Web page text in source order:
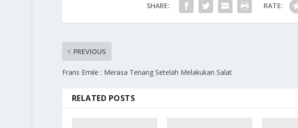
SHARE: RATE:
PREVIOUS
Frans Emile : Merasa Tenang Setelah Melakukan Salat
RELATED POSTS